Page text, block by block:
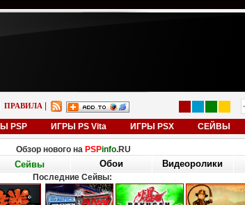
ПРАВИЛА
PSP ИГРЫ PS Vita ИГРЫ PSX СЕЙВЫ
Обзор нового на PSPinfo.RU
Сейвы Обои Видеоролики
Последние Сейвы: